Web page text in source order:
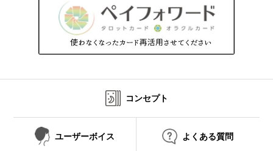
コンセプト
ユーザーボイス よくある質問